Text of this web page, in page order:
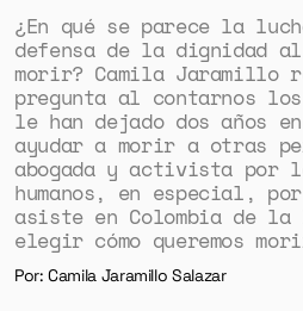
¿En qué se parece la
defensa de la dignidad al
morir? Camila Jaramillo
pregunta al contarnos
le han dejado dos años
ayudar a morir a otras
abogada y activista por
humanos, en especial,
asiste en Colombia de
elegir cómo queremos
Por: Camila Jaramillo Salazar